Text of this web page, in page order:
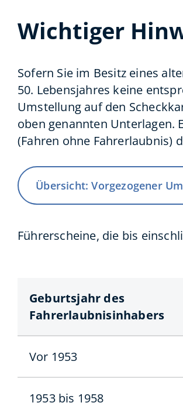
Wichtiger
Sofern Sie im Besitz eines
50. Lebensjahres keine
Umstellung auf den
oben genannten Unterlagen.
(Fahren ohne Fahrerlaubnis)
Übersicht: Vorgezogener
Führerscheine, die bis
Geburtsjahr des
Fahrerlaubnisinhabers
Vor 1953
1953 bis 1958